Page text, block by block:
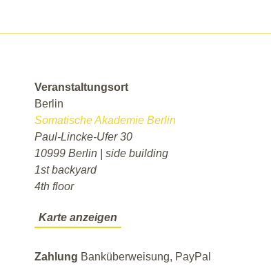
Veranstaltungsort
Berlin
Somatische Akademie Berlin
Paul-Lincke-Ufer 30
10999 Berlin | side building
1st backyard
4th floor
Karte anzeigen
Zahlung Banküberweisung, PayPal